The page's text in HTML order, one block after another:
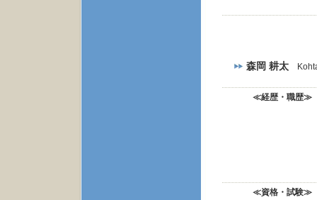
森岡 耕太Kohta
≪経歴・職歴≫
≪資格・試験≫